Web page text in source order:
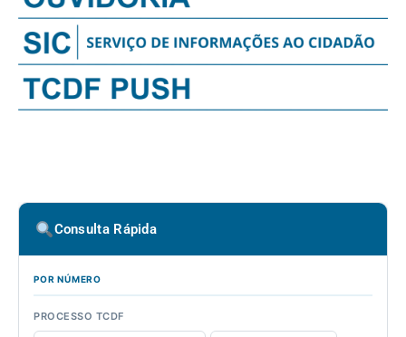
Consulta Rápida
POR NÚMERO
PROCESSO TCDF